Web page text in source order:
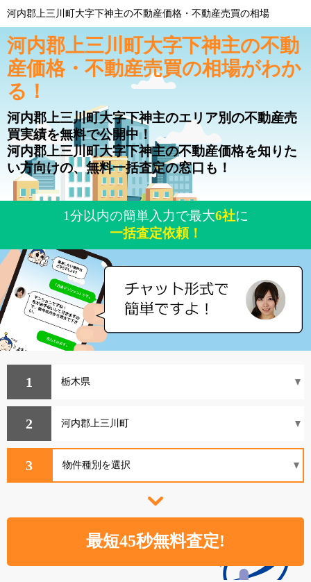
河内郡上三川町大字下神主の不動産価格・不動産売買の相場
河内郡上三川町大字下神主の不動
産価格・不動産売買の相場がわか
る！
河内郡上三川町大字下神主のエリア別の不動産売
買実績を無料で公開中！
河内郡上三川町大字下神主の不動産価格を知りた
い方向けの、無料一括査定の窓口も！
1分以内の簡単入力で最大6社に
一括査定依頼！
1
2
3